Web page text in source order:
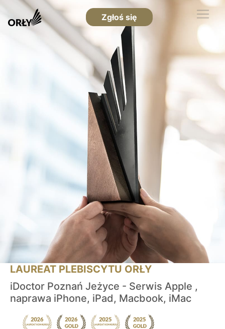
Zgłoś się
LAUREAT PLEBISCYTU ORŁY
iDoctor Poznań Jeżyce - Serwis Apple ,
naprawa iPhone, iPad, Macbook, iMac